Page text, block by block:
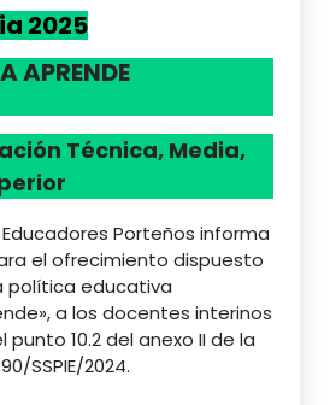
2025
APRENDE
Técnica, Media,
Porteños informa
el ofrecimiento dispuesto
política educativa
a los docentes interinos
10.2 del anexo II de la
SSPIE/2024.